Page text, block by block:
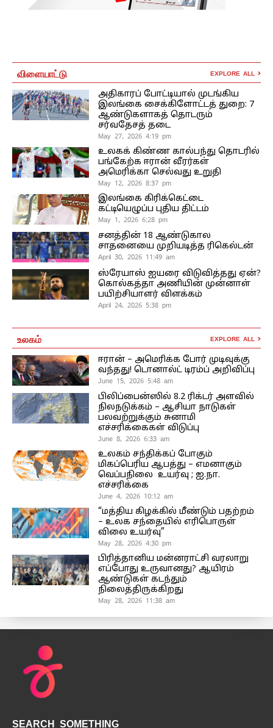
விளையாட்டு EXPLORE ALL
அதிகாரப் போட்டியால் முடங்கிய
இலங்கை சைக்கிளோட்டத் துறை: 7
ஆண்டுகளாகத் தொடரும்
சர்வதேசத் தடை
May 27, 2026 4:19 pm
உலகக் கிண்ண கால்பந்து தொடரில்
பங்கேற்க ஈரான் வீரர்கள்
அமெரிக்கா செல்வது உறுதி
May 12, 2026 8:37 pm
இலங்கை கிரிக்கெட்டை
கட்டியெழுப்ப புதிய திட்டம்
May 1, 2026 6:28 pm
சனத்தின் 18 ஆண்டுகால
சாதனையை முறியடித்த ரிகெல்டன்
April 30, 2026 11:49 am
ஸ்ரேயாஸ் ஐயரை விடுவித்தது ஏன்?
கொல்கத்தா அணியின் முன்னாள்
பயிற்சியாளர் விளக்கம்
April 24, 2026 5:38 pm
உலகம் EXPLORE ALL
ஈரான் – அமெரிக்க போர் முடிவுக்கு
வந்தது! டொனால்ட் டிரம்ப் அறிவிப்பு
June 15, 2026 5:48 am
பிலிப்பைன்ஸில் 8.2 ரிக்டர் அளவில்
நிலநடுக்கம் – ஆசியா நாடுகள்
பலவற்றுக்கும் சுனாமி
எச்சரிக்கைகள் விடுப்பு
June 8, 2026 6:33 am
உலகம் சந்திக்கப் போகும்
மிகப்பெரிய ஆபத்து – எமனாகும்
வெப்பநிலை உயர்வு ; ஐ.நா.
எச்சரிக்கை
June 4, 2026 10:12 am
“மத்திய கிழக்கில் மீண்டும் பதற்றம்
– உலக சந்தையில் எரிபொருள்
விலை உயர்வு”
May 28, 2026 4:30 pm
பிரித்தானிய மன்னராட்சி வரலாறு
எப்போது உருவானது? ஆயிரம்
ஆண்டுகள் கடந்தும்
நிலைத்திருக்கிறது
May 28, 2026 11:38 am
SEARCH SOMETHING